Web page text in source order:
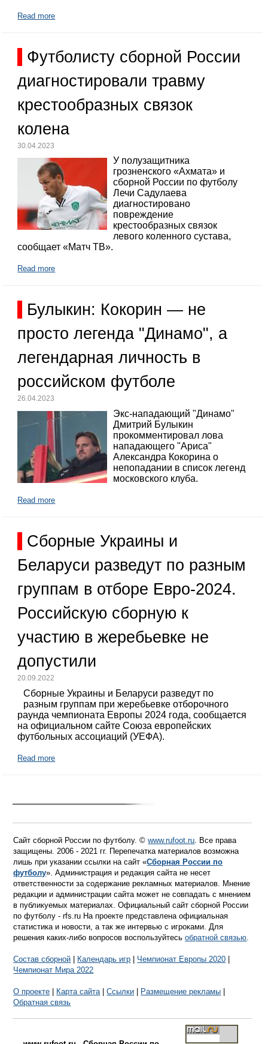
Read more
Футболисту сборной России
диагностировали травму
крестообразных связок
колена
30.04.2023
У полузащитника
грозненского «Ахмата» и
сборной России по футболу
Лечи Садулаева
диагностировано
повреждение
крестообразных связок
левого коленного сустава,
сообщает «Матч ТВ».
Read more
Булыкин: Кокорин — не
просто легенда "Динамо", а
легендарная личность в
российском футболе
26.04.2023
Экс-нападающий "Динамо"
Дмитрий Булыкин
прокомментировал лова
нападающего "Ариса"
Александра Кокорина о
непопадании в список легенд
московского клуба.
Read more
Сборные Украины и
Беларуси разведут по разным
группам в отборе Евро-2024.
Российскую сборную к
участию в жеребьевке не
допустили
20.09.2022
Сборные Украины и Беларуси разведут по
разным группам при жеребьевке отборочного
раунда чемпионата Европы 2024 года, сообщается
на официальном сайте Союза европейских
футбольных ассоциаций (УЕФА).
Read more
Сайт сборной России по футболу. ©www.rufoot.ru. Все права
защищены. 2006 - 2021 гг. Перепечатка материалов возможна
лишь при указании ссылки на сайт «Сборная России по
футболу». Администрация и редакция сайта не несет
ответственности за содержание рекламных материалов. Мнение
редакции и администрации сайта может не совпадать с мнением
в публикуемых материалах. Официальный сайт сборной России
по футболу - rfs.ru На проекте представлена официальная
статистика и новости, а так же интервью с игроками. Для
решения каких-либо вопросов воспользуйтесьобратной связью.
Состав сборной Календарь игр Чемпионат Европы 2020
Чемпионат Мира 2022
О проекте Карта сайта|Ссылки Размещение рекламы
Обратная связь